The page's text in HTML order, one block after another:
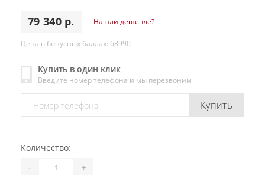
79 340 р. Нашли дешевле?
Цена в бонусных баллах: 68990
Купить в один клик
Введите номер телефона и мы перезвоним
Купить
Количество:
- +